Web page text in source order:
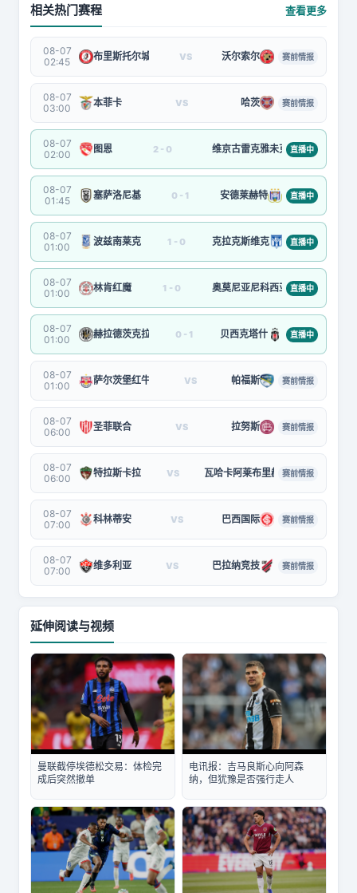
相关热门赛程 查看更多
08-07
02:45
布里斯托尔城 VS 沃尔索尔 赛前情报
08-07
03:00
本菲卡 VS 哈茨 赛前情报
08-07
02:00
图恩 2 - 0 维京古雷克雅未克直播中
08-07
01:45
塞萨洛尼基 0 - 1 安德莱赫特 直播中
08-07
01:00
波兹南莱克 1 - 0 克拉克斯维克 直播中
08-07
01:00
林肯红魔 1 - 0 奥莫尼亚尼科西亚直播中
08-07
01:00
赫拉德茨克拉洛韦 0 - 1 贝西克塔什 直播中
08-07
01:00
萨尔茨堡红牛 VS 帕福斯 赛前情报
08-07
06:00
圣菲联合 VS 拉努斯 赛前情报
08-07
06:00
特拉斯卡拉 VS 瓦哈卡阿莱布里赫斯赛前情报
08-07
07:00
科林蒂安 VS 巴西国际 赛前情报
08-07
07:00
维多利亚 VS 巴拉纳竞技 赛前情报
延伸阅读与视频
曼联截停埃德松交易：体检完
成后突然撤单
电讯报：吉马良斯心向阿森
纳，但犹豫是否强行走人